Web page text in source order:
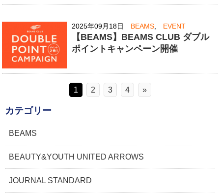
2025年09月18日 BEAMS, EVENT
【BEAMS】BEAMS CLUB ダブル
ポイントキャンペーン開催
1 2 3 4 »
カテゴリー
BEAMS
BEAUTY&YOUTH UNITED ARROWS
JOURNAL STANDARD